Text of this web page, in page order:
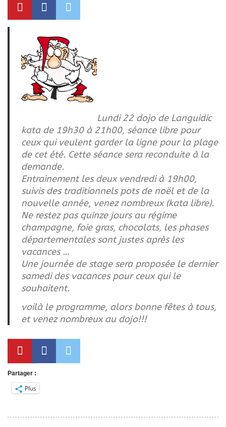
Lundi 22 dojo de Languidic
kata de 19h30 à 21h00, séance libre pour
ceux qui veulent garder la ligne pour la plage
de cet été. Cette séance sera reconduite à la
demande.
Entrainement les deux vendredi à 19h00,
suivis des traditionnels pots de noël et de la
nouvelle année, venez nombreux (kata libre).
Ne restez pas quinze jours au régime
champagne, foie gras, chocolats, les phases
départementales sont justes après les
vacances …
Une journée de stage sera proposée le dernier
samedi des vacances pour ceux qui le
souhaitent.
voilà le programme, alors bonne fêtes à tous,
et venez nombreux au dojo!!!
Partager :
Plus